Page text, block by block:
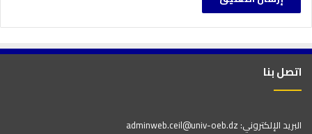
اتصل بنا
البريد الإلكتروني: adminweb.ceil@univ-oeb.dz